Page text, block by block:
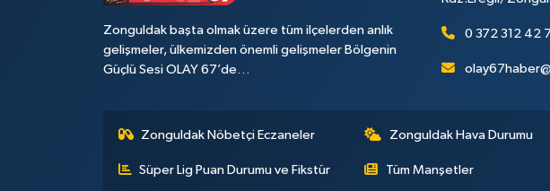
Zonguldak başta olmak üzere tüm ilçelerden anlık
gelişmeler, ülkemizden önemli gelişmeler Bölgenin
Güçlü Sesi OLAY 67’de…
0 372 312 42
Zonguldak Nöbetçi Eczaneler Zonguldak Hava Durumu
Süper Lig Puan Durumu ve Fikstür Tüm Manşetler